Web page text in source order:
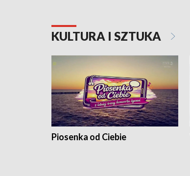
KULTURA I SZTUKA
Piosenka od Ciebie